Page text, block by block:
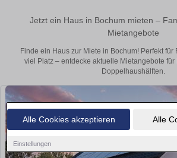
Alle Cookies akzeptieren Alle
Einstellungen
Jetzt ein Haus in Bochum mieten –
Mietangebote
Finde ein Haus zur Miete in Bochum! Perfekt für
viel Platz – entdecke aktuelle Mietangebote
Doppelhaushälften.